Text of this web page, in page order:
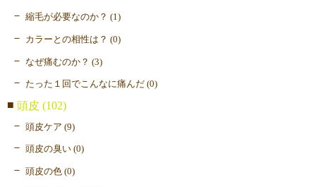
縮毛が必要なのか？ (1)
カラーとの相性は？ (0)
なぜ痛むのか？ (3)
たった１回でこんなに痛んだ (0)
頭皮 (102)
頭皮ケア (9)
頭皮の臭い (0)
頭皮の色 (0)